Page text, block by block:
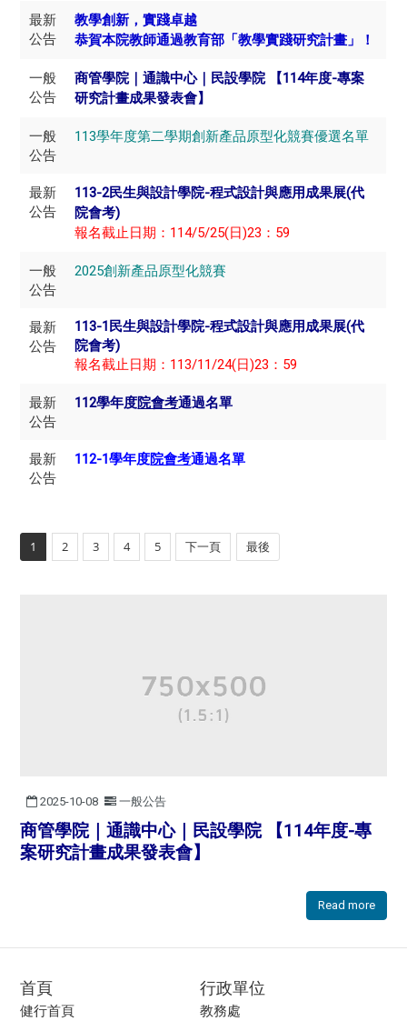
最新
公告
教學創新，實踐卓越
恭賀本院教師通過教育部「教學實踐研究計畫」！
一般
公告
商管學院｜通識中心｜民設學院 【114年度-專案
研究計畫成果發表會】
一般
公告
113學年度第二學期創新產品原型化競賽優選名單
最新
公告
113-2民生與設計學院-程式設計與應用成果展(代
院會考)
報名截止日期：114/5/25(日)23：59
一般
公告
2025創新產品原型化競賽
最新
公告
113-1民生與設計學院-程式設計與應用成果展(代
院會考)
報名截止日期：113/11/24(日)23：59
最新
公告
112學年度院會考通過名單
最新
公告
112-1學年度院會考通過名單
1 2 3 4 5 下一頁 最後
2025-10-08 一般公告
商管學院｜通識中心｜民設學院 【114年度-專
案研究計畫成果發表會】
Read more
首頁
健行首頁
行政單位
教務處